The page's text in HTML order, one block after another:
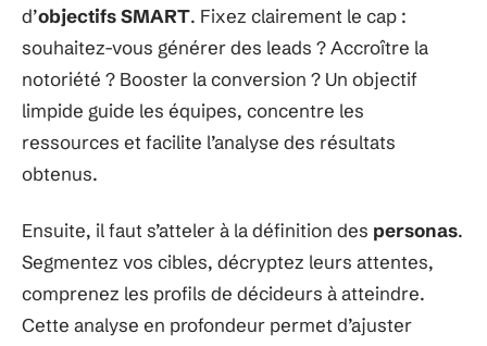
d’objectifs SMART. Fixez clairement le cap :
souhaitez-vous générer des leads ? Accroître la
notoriété ? Booster la conversion ? Un objectif
limpide guide les équipes, concentre les
ressources et facilite l’analyse des résultats
obtenus.
Ensuite, il faut s’atteler à la définition des personas.
Segmentez vos cibles, décryptez leurs attentes,
comprenez les profils de décideurs à atteindre.
Cette analyse en profondeur permet d’ajuster